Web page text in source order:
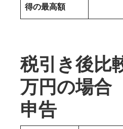
得の最高額
税引き後比
万円の場合
申告